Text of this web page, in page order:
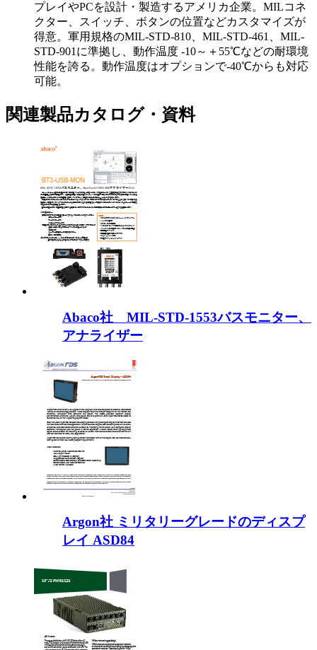
プレイやPCを設計・製造するアメリカ企業。MILコネ
クター、スイッチ、ボタンの位置などカスタマイズが
得意。軍用規格のMIL-STD-810、MIL-STD-461、MIL-
STD-901に準拠し、動作温度 -10～＋55℃などの耐環境
性能を誇る。動作温度はオプションで-40℃からも対応
可能。
関連製品カタログ・資料
Abaco社 MIL-STD-1553バスモニター、
アナライザー
Argon社 ミリタリーグレードのディスプ
レイ ASD84